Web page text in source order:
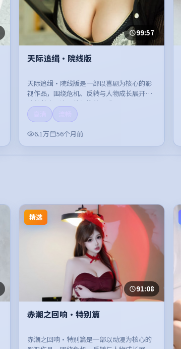
99:57
天际追缉·院线版
天际追缉·院线版是一部以喜剧为核心的影
视作品，围绕危机、反转与人物成长展开，
整体节奏紧凑，值得推荐观看。
6.1万 56个月前
精选
91:08
赤潮之回响·特别篇
赤潮之回响·特别篇是一部以动漫为核心的